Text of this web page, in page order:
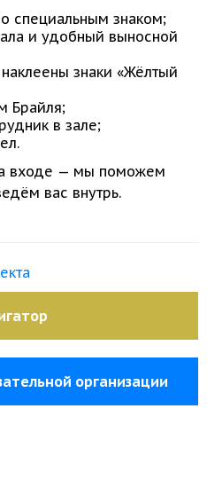
специальным знаком;
и удобный выносной
знаки «Жёлтый
Брайля;
в зале;
входе — мы поможем
вас внутрь.
организации